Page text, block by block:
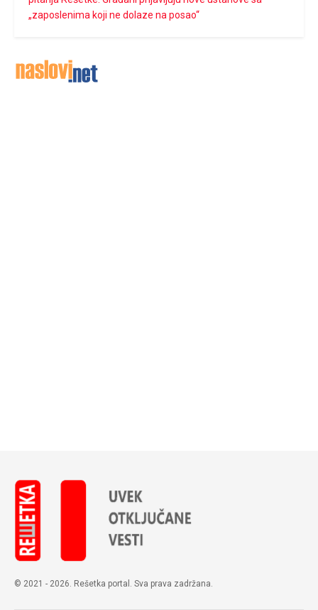
„zaposlenima koji ne dolaze na posao“
© 2021 - 2026. Rešetka portal. Sva prava zadržana.